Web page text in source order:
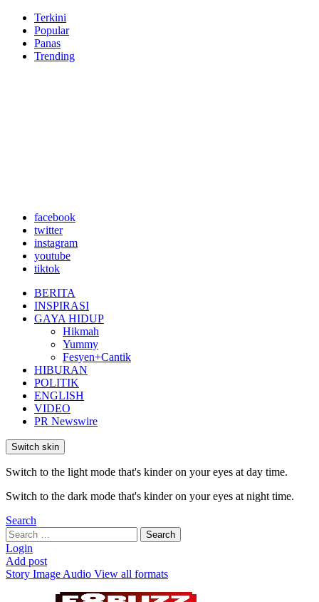
Terkini
Popular
Panas
Trending
facebook
twitter
instagram
youtube
tiktok
BERITA
INSPIRASI
GAYA HIDUP
Hikmah
Yummy
Fesyen+Cantik
HIBURAN
POLITIK
ENGLISH
VIDEO
PR Newswire
Switch skin
Switch to the light mode that's kinder on your eyes at day time.
Switch to the dark mode that's kinder on your eyes at night time.
Search
Search
for:
Search
Login
Add post
Story Image Audio View all formats